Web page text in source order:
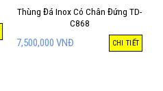
Thùng Đá Inox Có Chân Đứng TD-
C868
7,500,000 VNĐ CHI TIẾT